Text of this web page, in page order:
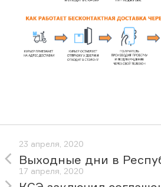
23 апреля, 2020
Выходные дни в
17 апреля, 2020